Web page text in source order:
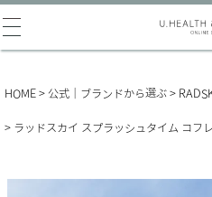
HOME 公式｜ブランドから選ぶ
ラッドスカイ スプラッシュタイム コフ